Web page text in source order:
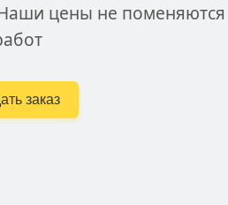
цены не поменяются
заказ